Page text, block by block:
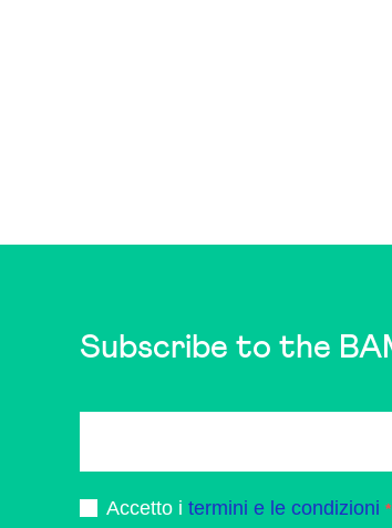
Subscribe to the
Accetto i termini e le condizioni